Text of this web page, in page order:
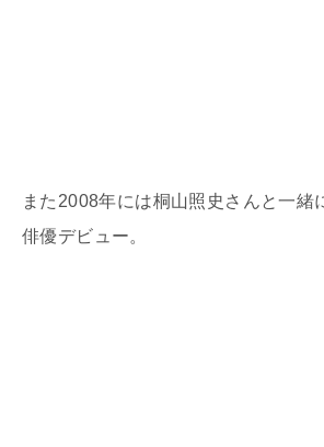
また2008年には桐山照史さんと一緒
俳優デビュー。